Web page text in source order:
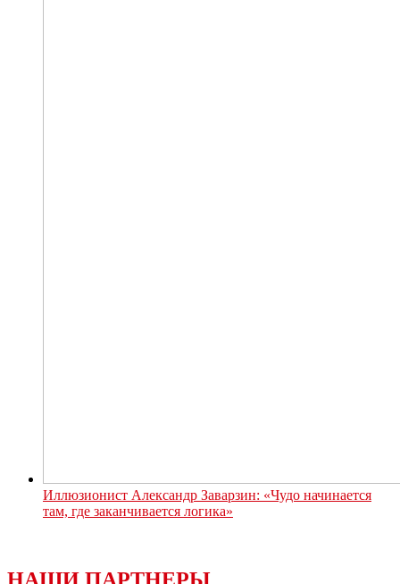
Иллюзионист Александр Заварзин: «Чудо начинается
там, где заканчивается логика»